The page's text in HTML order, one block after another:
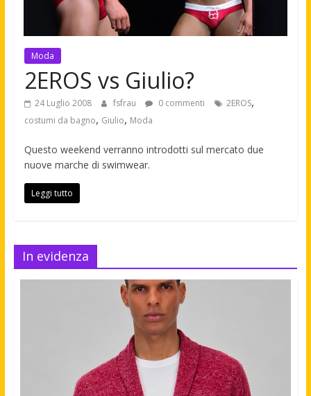
Moda
2EROS vs Giulio?
24 Luglio 2008 fsfrau 0 commenti 2EROS,
costumi da bagno, Giulio, Moda
Questo weekend verranno introdotti sul mercato due
nuove marche di swimwear.
Leggi tutto
In evidenza